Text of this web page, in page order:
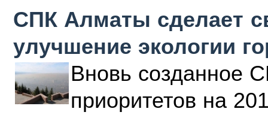
СПК Алматы сделает
улучшение экологии
Вновь созданное
приоритетов на